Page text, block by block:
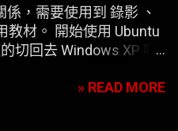
，需要使用到 錄影 、
教材。 開始使用 Ubuntu
切回去 Windows XP 啊
凍仁是使用應用程式選
» READ MORE